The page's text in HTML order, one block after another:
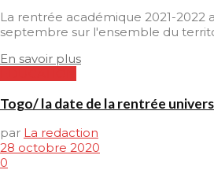
La rentrée académique 2021-2022
septembre sur l'ensemble du
En savoir plus
Togo/ la date de la rentrée
par La redaction
28 octobre 2020
0